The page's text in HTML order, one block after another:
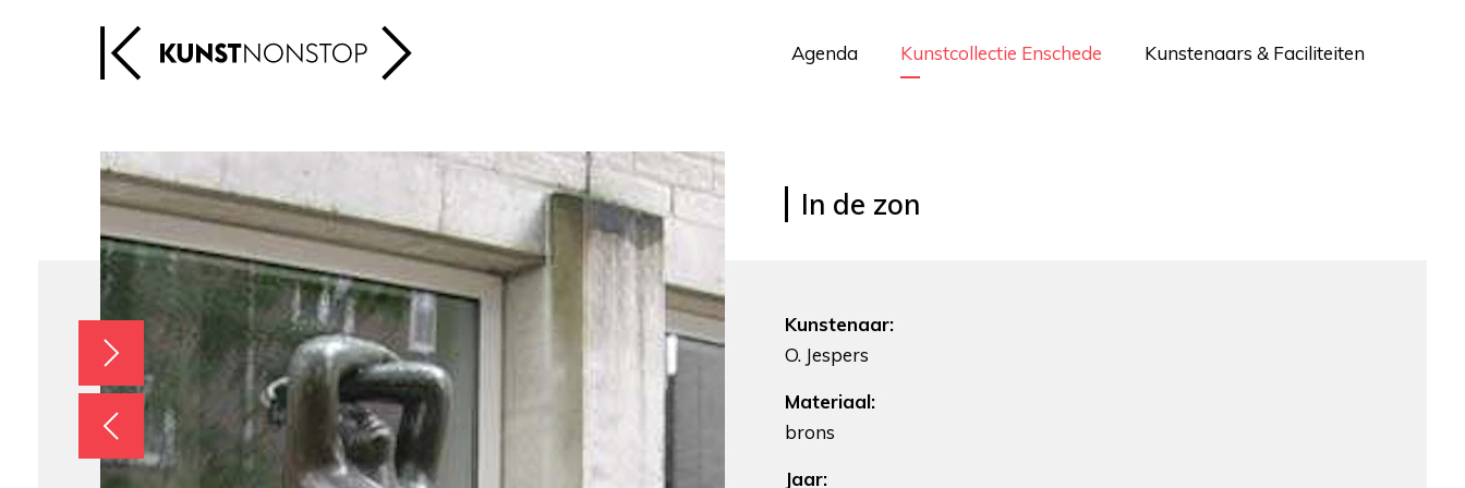
Agenda Kunstcollectie Enschede Kunstenaars & Faciliteiten
In de zon
Kunstenaar:
O. Jespers
Materiaal:
brons
Jaar: